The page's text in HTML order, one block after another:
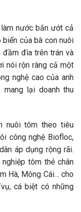
nước bắn ướt cả
của bà con nuôi
đầm đìa trên trán và
nói rộn ràng cả một
nghệ cao của anh
mang lại doanh thu
nuôi tôm theo tiêu
công nghệ Biofloc,
áp dụng rộng rãi.
tôm thẻ chân
Hà, Móng Cái… cho
cá biệt có những